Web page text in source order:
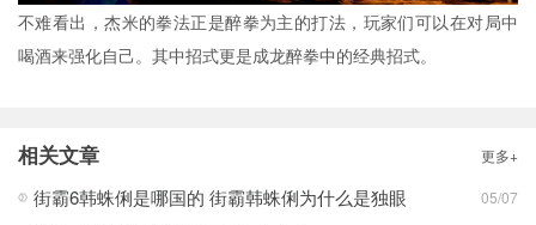
不难看出，杰米的拳法正是醉拳为主的打法，玩家们可以在对局中
喝酒来强化自己。其中招式更是成龙醉拳中的经典招式。
相关文章 更多+
街霸6韩蛛俐是哪国的 街霸韩蛛俐为什么是独眼 05/07